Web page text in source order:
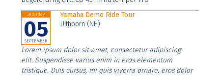
Saturday
05
SEPTEMBER
Yamaha Demo Ride Tour
Uithoorn (NH)
Lorem ipsum dolor sit amet, consectetur adipiscing
elit. Suspendisse varius enim in eros elementum
tristique. Duis cursus, mi quis viverra ornare, eros dolor